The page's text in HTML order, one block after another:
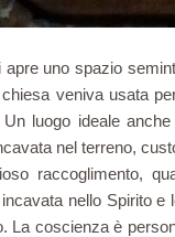
uno spazio
veniva usata
luogo ideale
nel terreno,
raccoglimento,
nello Spirito e
La coscienza è